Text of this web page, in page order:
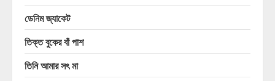
ডেনিম জ্যাকেট
তিক্ত বুকের বাঁ পাশ
তিনি আমার সৎ মা